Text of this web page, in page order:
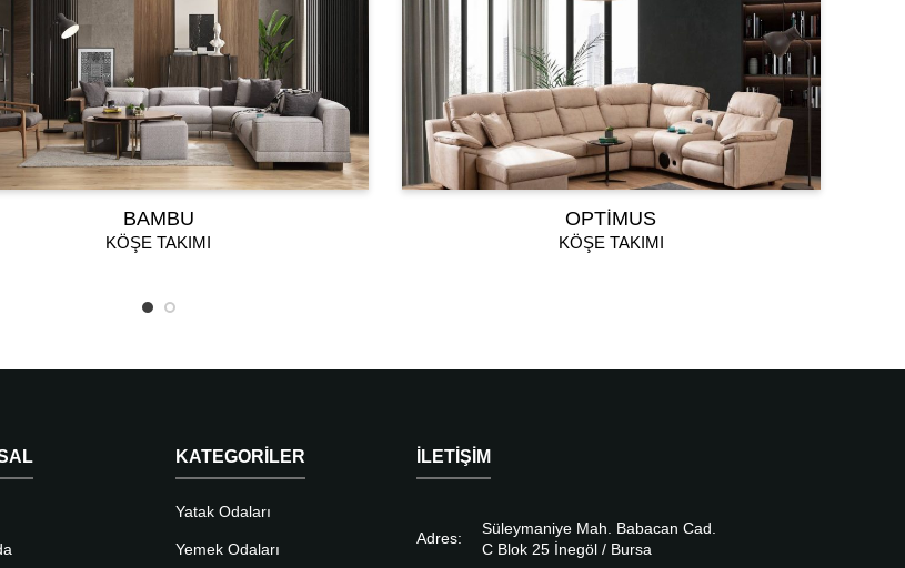
BAMBU
KÖŞE TAKIMI
OPTIMUS
KÖŞE TAKIMI
KATEGORILER
Yatak Odaları
Yemek Odaları
İLETIŞIM
Adres:
Süleymaniye Mah. Babacan Cad.
C Blok 25 İnegöl / Bursa